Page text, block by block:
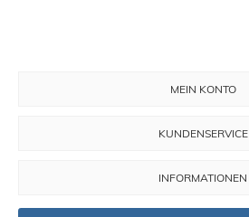
MEIN KONTO
KUNDENSERVICE
INFORMATIONEN